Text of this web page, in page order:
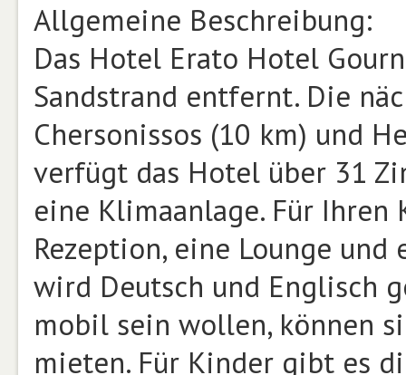
Allgemeine Beschreibung:
Das Hotel Erato Hotel
Sandstrand entfernt. Die
Chersonissos (10 km) und
verfügt das Hotel über 31
eine Klimaanlage. Für
Rezeption, eine Lounge
wird Deutsch und Englisch
mobil sein wollen, können
mieten. Für Kinder gibt es